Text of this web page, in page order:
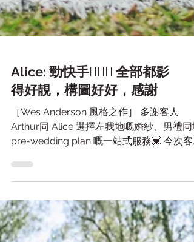
Alice: 勁快手🙇🏻‍♀ 全部都影
pre-wedding plan 嘅一站式服務💓 今次客
想要輯構圖、人物置中又colorful嘅相，以
才名導—Wes Anderson...